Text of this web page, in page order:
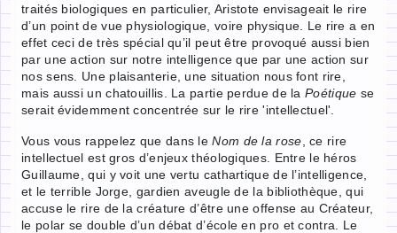
traités biologiques en particulier, Aristote envisageait le rire
d’un point de vue physiologique, voire physique. Le rire a en
effet ceci de très spécial qu’il peut être provoqué aussi bien
par une action sur notre intelligence que par une action sur
nos sens. Une plaisanterie, une situation nous font rire,
mais aussi un chatouillis. La partie perdue de la Poétique se
serait évidemment concentrée sur le rire 'intellectuel'.
Vous vous rappelez que dans leNom de la rose , ce rire
intellectuel est gros d’enjeux théologiques. Entre le héros
Guillaume, qui y voit une vertu cathartique de l’intelligence,
et le terrible Jorge, gardien aveugle de la bibliothèque, qui
accuse le rire de la créature d’être une offense au Créateur,
le polar se double d’un débat d’école en pro et contra. Le